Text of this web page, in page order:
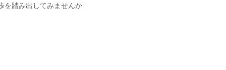
を踏み出してみませんか